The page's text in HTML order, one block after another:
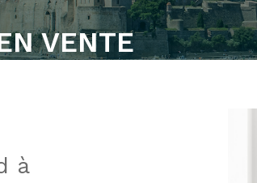
VENTE
à